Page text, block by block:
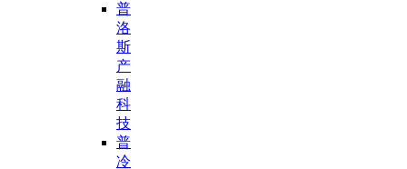
普
洛
斯
产
融
科
技
普
冷